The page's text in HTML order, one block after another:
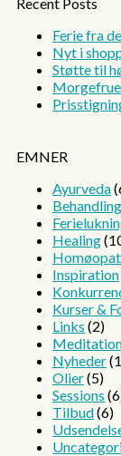
Ferie fra
Nyt i
Støtte til
EMNER
Ayurveda
Healing
Inspiration
Kurser &
Links (2)
Nyheder
Olier(5)
Sessions
Tilbud(6)